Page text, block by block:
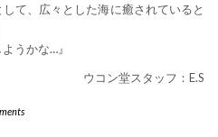
て、広々とした海に癒されていると
うかな…』
ウコン堂スタッフ：E.S